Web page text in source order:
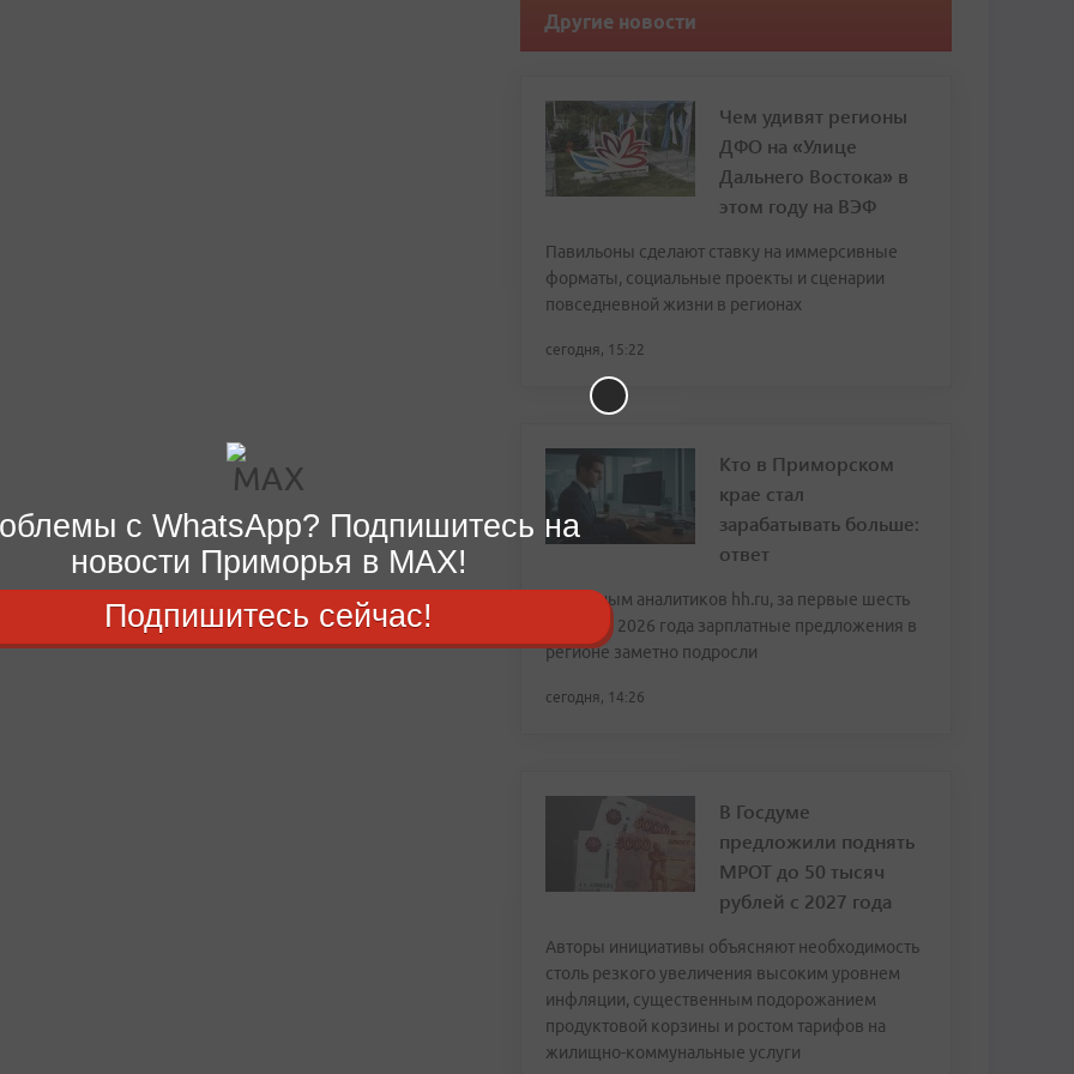
Другие новости
Чем удивят регионы
ДФО на «Улице
Дальнего Востока» в
этом году на ВЭФ
Павильоны сделают ставку на иммерсивные
форматы, социальные проекты и сценарии
повседневной жизни в регионах
сегодня, 15:22
Кто в Приморском
крае стал
зарабатывать больше:
ответ
По данным аналитиков hh.ru, за первые шесть
месяцев 2026 года зарплатные предложения в
регионе заметно подросли
сегодня, 14:26
В Госдуме
предложили поднять
МРОТ до 50 тысяч
рублей с 2027 года
Авторы инициативы объясняют необходимость
столь резкого увеличения высоким уровнем
инфляции, существенным подорожанием
продуктовой корзины и ростом тарифов на
жилищно-коммунальные услуги
с WhatsApp? Подпишитесь на
новости Приморья в MAX!
Подпишитесь сейчас!